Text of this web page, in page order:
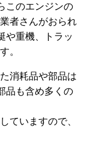
このエンジンの
者さんがおられ
や重機、トラッ
。
消耗品や部品は
品も含め多くの
ていますので、